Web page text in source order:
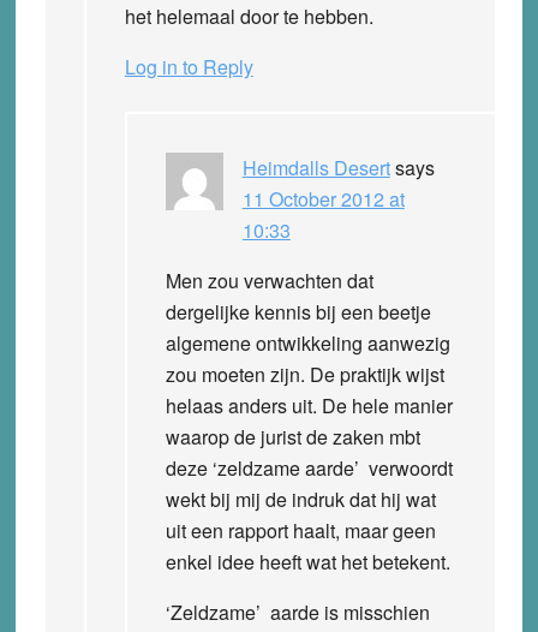
het helemaal door te hebben.
Log in to Reply
Heimdalls Desertsays
11 October 2012 at
10:33
Men zou verwachten dat
dergelijke kennis bij een beetje
algemene ontwikkeling aanwezig
zou moeten zijn. De praktijk wijst
helaas anders uit. De hele manier
waarop de jurist de zaken mbt
deze ‘zeldzame aarde’ verwoordt
wekt bij mij de indruk dat hij wat
uit een rapport haalt, maar geen
enkel idee heeft wat het betekent.
‘Zeldzame’ aarde is misschien